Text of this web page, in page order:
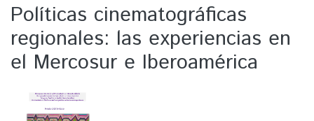
Statistics
Políticas cinematográficas
regionales: las experiencias en
el Mercosur e Iberoamérica